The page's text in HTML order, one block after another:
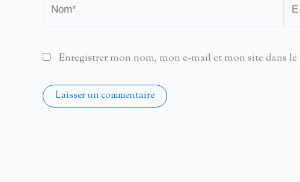
Enregistrer mon nom, mon e-mail et mon site dans